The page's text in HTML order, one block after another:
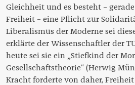
Gleichheit und es besteht –
Freiheit – eine Pflicht zur
Liberalismus der Moderne sei
erklärte der Wissenschaftler der
heute sei sie ein „Stiefkind der
Gesellschaftstheorie“ (Herwig
Kracht forderte von daher,